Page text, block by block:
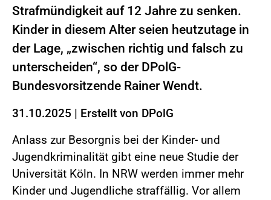
Strafmündigkeit auf 12 Jahre zu senken.
Kinder in diesem Alter seien heutzutage in
der Lage, „zwischen richtig und falsch zu
unterscheiden“, so der DPolG-
Bundesvorsitzende Rainer Wendt.
31.10.2025 | Erstellt von DPolG
Anlass zur Besorgnis bei der Kinder- und
Jugendkriminalität gibt eine neue Studie der
Universität Köln. In NRW werden immer mehr
Kinder und Jugendliche straffällig. Vor allem